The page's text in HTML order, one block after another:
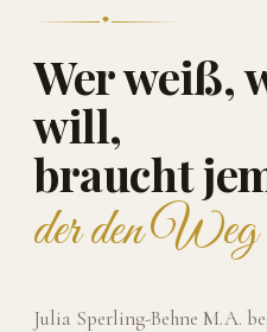
Wer weiß,
will,
braucht
der den Weg
Julia Sperling-Behne M.A.